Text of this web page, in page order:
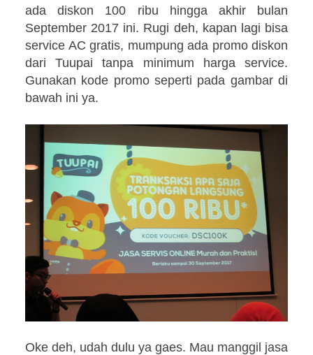
ada diskon 100 ribu hingga akhir bulan
September 2017 ini. Rugi deh, kapan lagi bisa
service AC gratis, mumpung ada promo diskon
dari Tuupai tanpa minimum harga service.
Gunakan kode promo seperti pada gambar di
bawah ini ya.
Oke deh, udah dulu ya gaes. Mau manggil jasa